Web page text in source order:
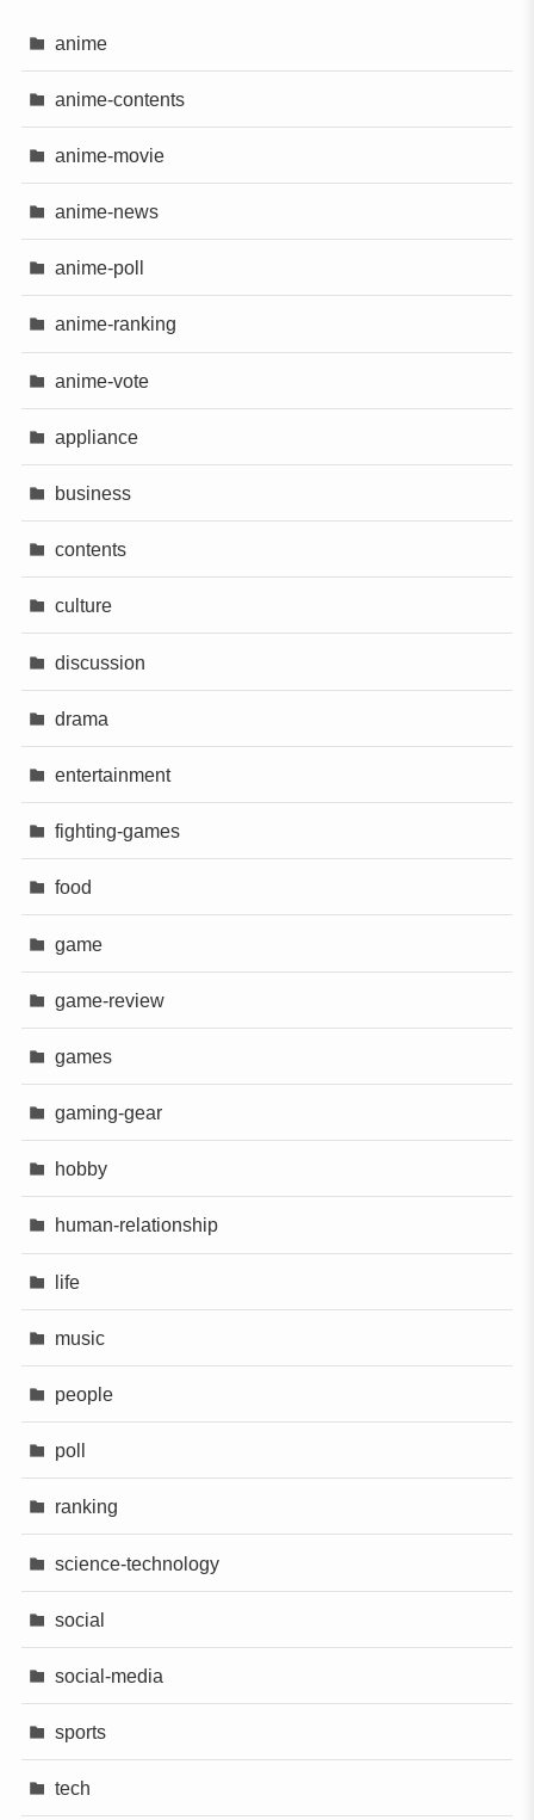
anime
anime-contents
anime-movie
anime-news
anime-poll
anime-ranking
anime-vote
appliance
business
contents
culture
discussion
drama
entertainment
fighting-games
food
game
game-review
games
gaming-gear
hobby
human-relationship
life
music
people
poll
ranking
science-technology
social
social-media
sports
tech